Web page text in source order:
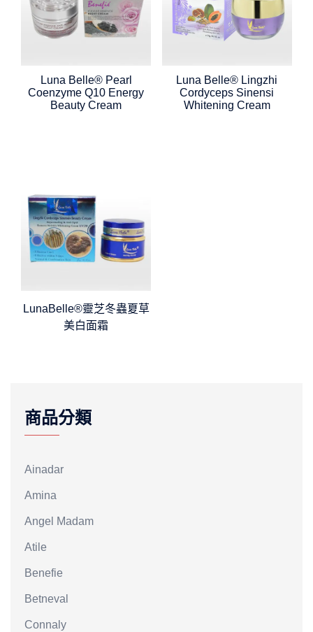
Luna Belle® Pearl
Coenzyme Q10 Energy
Beauty Cream
Luna Belle® Lingzhi
Cordyceps Sinensi
Whitening Cream
LunaBelle®靈芝冬蟲夏草
美白面霜
商品分類
Ainadar
Amina
Angel Madam
Atile
Benefie
Betneval
Connaly